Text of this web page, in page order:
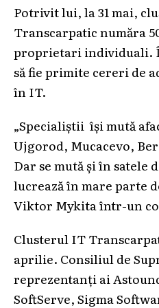
Potrivit lui, la 31 mai,
Transcarpatic număra
proprietari individuali.
să fie primite cereri de
în IT.
„Specialiștii își mută
Ujgorod, Mucacevo,
Dar se mută și în satele
lucrează în mare parte
Viktor Mykita într-un
Clusterul IT
aprilie. Consiliul de
reprezentanți ai
SoftServe, Sigma